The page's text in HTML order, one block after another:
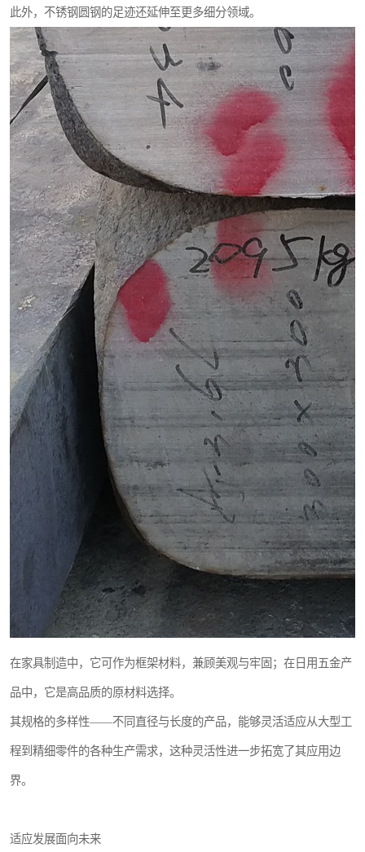
此外，不锈钢圆钢的足迹还延伸至更多细分领域。
在家具制造中，它可作为框架材料，兼顾美观与牢固；在日用五金产
品中，它是高品质的原材料选择。
其规格的多样性——不同直径与长度的产品，能够灵活适应从大型工
程到精细零件的各种生产需求，这种灵活性进一步拓宽了其应用边
界。
适应发展面向未来